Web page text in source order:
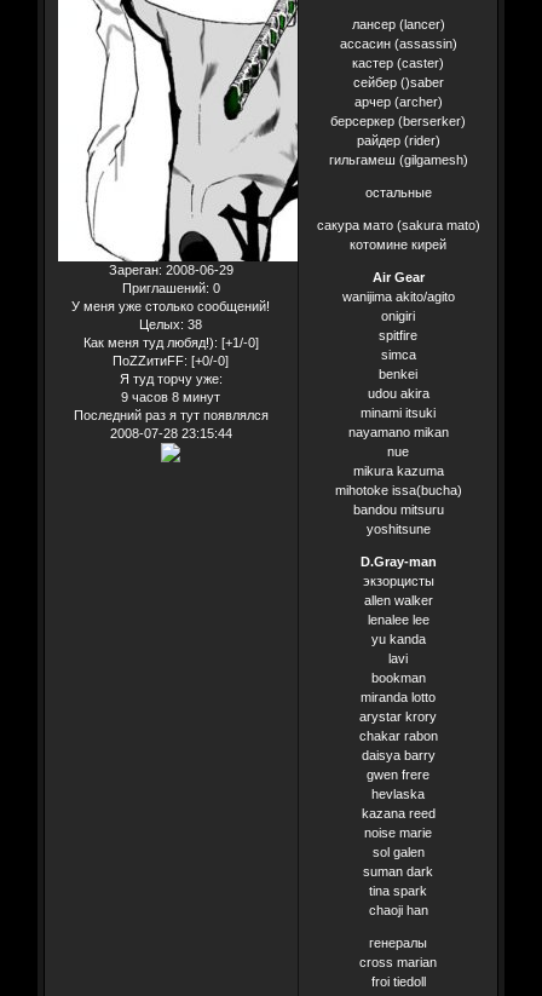
Зареган: 2008-06-29
Приглашений: 0
У меня уже столько сообщений!
Целых: 38
Как меня туд любяд!): [+1/-0]
ПоZZитиFF: [+0/-0]
Я туд торчу уже:
9 часов 8 минут
Последний раз я тут появлялся
2008-07-28 23:15:44
лансер (lancer)
ассасин (assassin)
кастер (caster)
сейбер ()saber
арчер (archer)
берсеркер (berserker)
райдер (rider)
гильгамеш (gilgamesh)
остальные
сакура мато (sakura mato)
котомине кирей
Air Gear
wanijima akito/agito
оnigiri
spitfire
simca
benkei
udou akira
minami itsuki
nayamano mikan
nue
mikura kazuma
mihotoke issa(bucha)
bandou mitsuru
yoshitsune
D.Gray-man
экзорцисты
allen walker
lenalee lee
yu kanda
lavi
bookman
miranda lotto
arystar krory
chakar rabon
daisya barry
gwen frere
hevlaska
kazana reed
noise marie
sol galen
suman dark
tina spark
chaoji han
генералы
cross marian
froi tiedoll